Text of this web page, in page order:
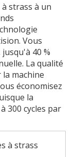
strass à un
Vous
40 %
La qualité
machine
économisez
la
300 cycles par
à strass